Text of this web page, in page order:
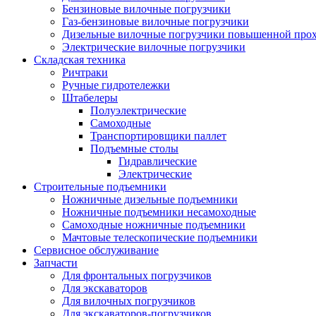
Бензиновые вилочные погрузчики
Газ-бензиновые вилочные погрузчики
Дизельные вилочные погрузчики повышенной
Электрические вилочные погрузчики
Складская техника
Ричтраки
Ручные гидротележки
Штабелеры
Полуэлектрические
Самоходные
Транспортировщики паллет
Подъемные столы
Гидравлические
Электрические
Строительные подъемники
Ножничные дизельные подъемники
Ножничные подъемники несамоходные
Самоходные ножничные подъемники
Мачтовые телескопические подъемники
Сервисное обслуживание
Запчасти
Для фронтальных погрузчиков
Для экскаваторов
Для вилочных погрузчиков
Для экскаваторов-погрузчиков